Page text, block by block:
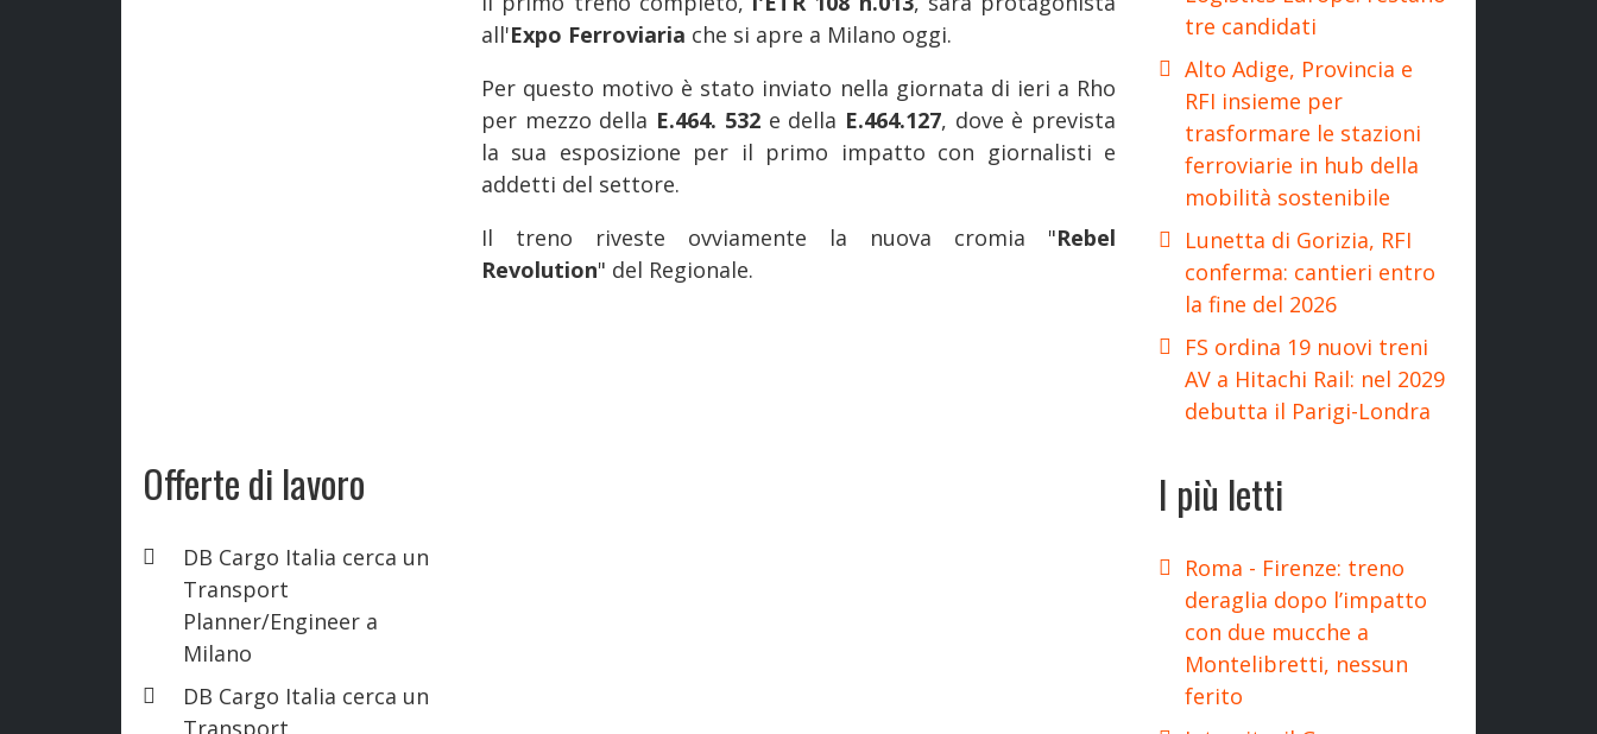
Offerte di lavoro
DB Cargo Italia cerca un
Transport
Planner/Engineer a
Milano
DB Cargo Italia cerca un
Transport
all'Expo Ferroviaria che si apre a Milano oggi.
Per questo motivo è stato inviato nella giornata di ieri a Rho
per mezzo della E.464. 532 e della E.464.127, dove è prevista
la sua esposizione per il primo impatto con giornalisti e
addetti del settore.
Il treno riveste ovviamente la nuova cromia "Rebel
Revolution" del Regionale.
tre candidati
Alto Adige, Provincia e
RFI insieme per
trasformare le stazioni
ferroviarie in hub della
mobilità sostenibile
Lunetta di Gorizia, RFI
conferma: cantieri entro
la fine del 2026
FS ordina 19 nuovi treni
AV a Hitachi Rail: nel 2029
debutta il Parigi-Londra
I più letti
Roma - Firenze: treno
deraglia dopo l’impatto
con due mucche a
Montelibretti, nessun
ferito